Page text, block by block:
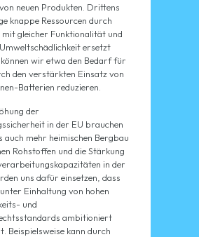
neuen Produkten. Drittens
knappe Ressourcen durch
gleicher Funktionalität und
ersetzt
wir etwa den Bedarf für
den verstärkten Einsatz von
Batterien reduzieren.
der
in der EU brauchen
mehr heimischen Bergbau
Rohstoffen und die Stärkung
in der
uns dafür einsetzen, dass
Einhaltung von hohen
und
ambitioniert
Beispielsweise kann durch